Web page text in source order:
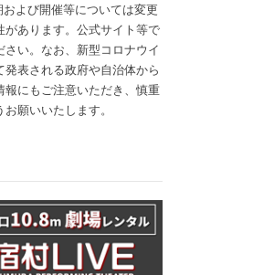
よび開催等については変更
あります。公式サイト等で
い。なお、新型コロナウイ
表される政府や自治体から
にもご注意いただき、慎重
願いいたします。